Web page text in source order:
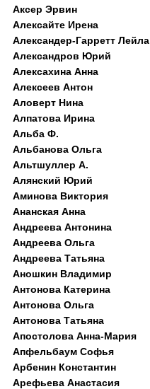
Аксер Эрвин
Алексайте Ирена
Александер-Гарретт Лейла
Александров Юрий
Алексахина Анна
Алексеев Антон
Аловерт Нина
Алпатова Ирина
Альба Ф.
Альбанова Ольга
Альтшуллер А.
Алянский Юрий
Аминова Виктория
Ананская Анна
Андреева Антонина
Андреева Ольга
Андреева Татьяна
Аношкин Владимир
Антонова Катерина
Антонова Ольга
Антонова Татьяна
Апостолова Анна-Мария
Апфельбаум Софья
Арбенин Константин
Арефьева Анастасия